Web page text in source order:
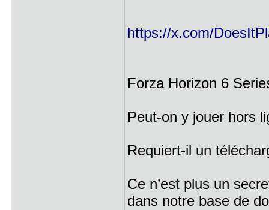
https://x.com/
Forza Horizon 6
Peut-on y jouer hors
Requiert-il un
Ce n’est plus un
dans notre base de